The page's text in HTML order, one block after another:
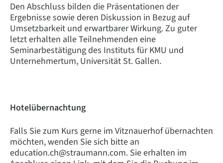
Den Abschluss bilden die Präsentationen der
Ergebnisse sowie deren Diskussion in Bezug auf
Umsetzbarkeit und erwartbarer Wirkung. Zu guter
letzt erhalten alle Teilnehmenden eine
Seminarbestätigung des Instituts für KMU und
Unternehmertum, Universität St. Gallen.
Hotelübernachtung
Falls Sie zum Kurs gerne im Vitznauerhof übernachten
möchten, wenden Sie sich bitte an
education.ch@straumann.com. Sie erhalten im